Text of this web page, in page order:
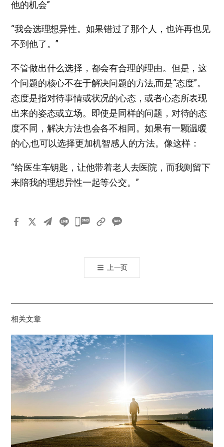
他的机会”
“我会选理想异性。如果错过了那个人，也许再也见
不到他了。”
不管做出什么选择，都会有合理的理由。但是，这
个问题的核心不在于解决问题的方法,而是“态度”。
态度是指对待事情或状况的心态，或者心态所表现
出来的姿态或立场。即使是同样的问题，对待的态
度不同，解决方法也会各不相同。如果有一颗温暖
的心,也可以选择更加机智感人的方法。像这样：
“给医生车钥匙，让他带着老人去医院，而我则留下
来陪我的理想异性一起等公交。”
카
톡
공
기
上一页
相关文章